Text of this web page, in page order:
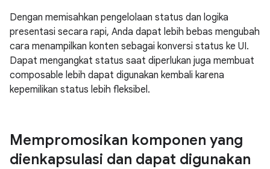
Dengan memisahkan pengelolaan status dan logika
presentasi secara rapi, Anda dapat lebih bebas mengubah
cara menampilkan konten sebagai konversi status ke UI.
Dapat mengangkat status saat diperlukan juga membuat
composable lebih dapat digunakan kembali karena
kepemilikan status lebih fleksibel.
Mempromosikan komponen yang
dienkapsulasi dan dapat digunakan